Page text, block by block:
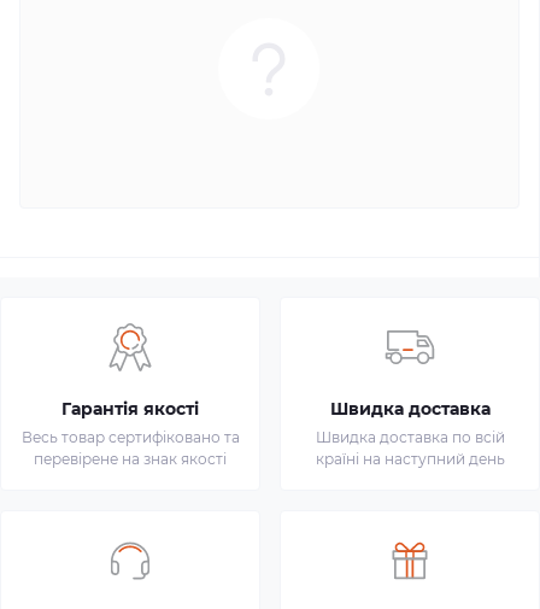
Гарантія якості
Весь товар сертифіковано та
перевірене на знак якості
Швидка доставка
Швидка доставка по всій
країні на наступний день